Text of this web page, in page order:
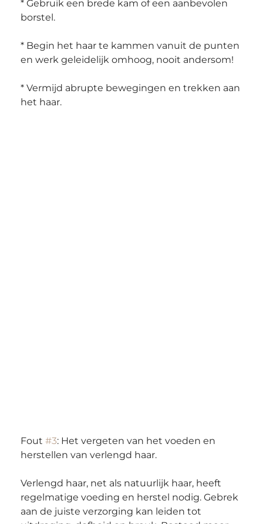
* Gebruik een brede kam of een aanbevolen
borstel.
* Begin het haar te kammen vanuit de punten
en werk geleidelijk omhoog, nooit andersom!
* Vermijd abrupte bewegingen en trekken aan
het haar.
Fout #3: Het vergeten van het voeden en
herstellen van verlengd haar.
Verlengd haar, net als natuurlijk haar, heeft
regelmatige voeding en herstel nodig. Gebrek
aan de juiste verzorging kan leiden tot